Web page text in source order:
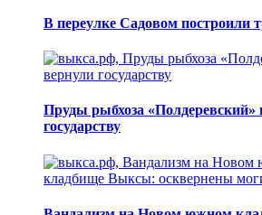
В переулке Садовом построили
Пруды рыбхоза «Полдеревский»
государству